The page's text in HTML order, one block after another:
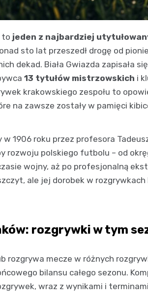
to jeden z najbardziej
sto lat przeszedł drogę od
dekad. Biała Gwiazda zapisała
13 tytułów mistrzowskich i
krakowskiego zespołu to
na zawsze zostały w pamięci
w 1906 roku przez profesora
rozwoju polskiego futbolu – od
wojny, aż po profesjonalną
ale jej dorobek w
rozgrywki w tym
rozgrywa mecze w różnych
bilansu całego sezonu.
wraz z wynikami i